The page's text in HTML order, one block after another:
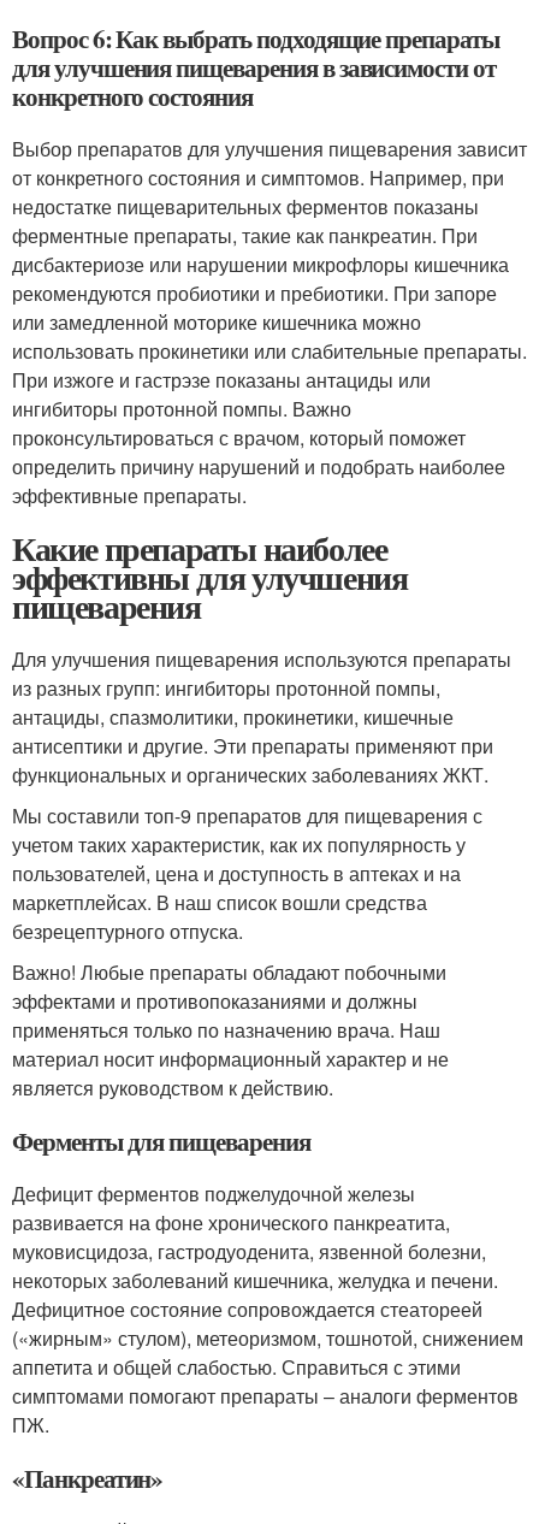
Вопрос 6: Как выбрать подходящие препараты
для улучшения пищеварения в зависимости от
конкретного состояния
Выбор препаратов для улучшения пищеварения зависит
от конкретного состояния и симптомов. Например, при
недостатке пищеварительных ферментов показаны
ферментные препараты, такие как панкреатин. При
дисбактериозе или нарушении микрофлоры кишечника
рекомендуются пробиотики и пребиотики. При запоре
или замедленной моторике кишечника можно
использовать прокинетики или слабительные препараты.
При изжоге и гастрэзе показаны антациды или
ингибиторы протонной помпы. Важно
проконсультироваться с врачом, который поможет
определить причину нарушений и подобрать наиболее
эффективные препараты.
Какие препараты наиболее
эффективны для улучшения
пищеварения
Для улучшения пищеварения используются препараты
из разных групп: ингибиторы протонной помпы,
антациды, спазмолитики, прокинетики, кишечные
антисептики и другие. Эти препараты применяют при
функциональных и органических заболеваниях ЖКТ.
Мы составили топ-9 препаратов для пищеварения с
учетом таких характеристик, как их популярность у
пользователей, цена и доступность в аптеках и на
маркетплейсах. В наш список вошли средства
безрецептурного отпуска.
Важно! Любые препараты обладают побочными
эффектами и противопоказаниями и должны
применяться только по назначению врача. Наш
материал носит информационный характер и не
является руководством к действию.
Ферменты для пищеварения
Дефицит ферментов поджелудочной железы
развивается на фоне хронического панкреатита,
муковисцидоза, гастродуоденита, язвенной болезни,
некоторых заболеваний кишечника, желудка и печени.
Дефицитное состояние сопровождается стеатореей
(«жирным» стулом), метеоризмом, тошнотой, снижением
аппетита и общей слабостью. Справиться с этими
симптомами помогают препараты – аналоги ферментов
ПЖ.
«Панкреатин»